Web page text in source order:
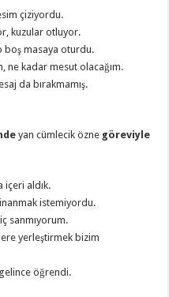
çiziyordu.
kuzular otluyor.
boş masaya oturdu.
ne kadar mesut olacağım.
da bırakmamış.
yan cümlecik özne göreviyle
içeri aldık.
istemiyordu.
sanmıyorum.
yerleştirmek bizim
öğrendi.